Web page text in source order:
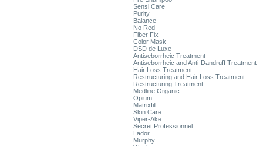
Sensi Care
Purity
Balance
No Red
Fiber Fix
Color Mask
DSD de Luxe
Antiseborrheic Treatment
Antiseborrheic and Anti-Dandruff Treatment
Hair Loss Treatment
Restructuring and Hair Loss Treatment
Restructuring Treatment
Medline Organic
Opium
Matrixfill
Skin Care
Viper-Ake
Secret Professionnel
Lador
Murphy